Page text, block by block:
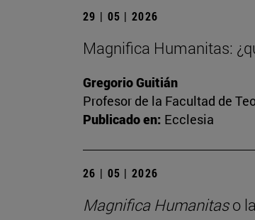
29 | 05 | 2026
Magnifica Humanitas:
Gregorio Guitián
Profesor de la Facultad de
Publicado en: Ecclesia
26 | 05 | 2026
Magnifica Humanitaso